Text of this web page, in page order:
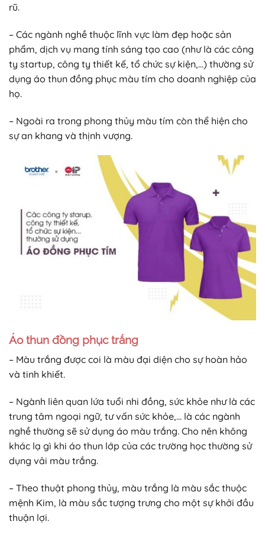
rũ.
– Các ngành nghề thuộc lĩnh vực làm đẹp hoặc sản
phẩm, dịch vụ mang tính sáng tạo cao (như là các công
ty startup, công ty thiết kế, tổ chức sự kiện,…) thường sử
dụng áo thun đồng phục màu tím cho doanh nghiệp của
họ.
– Ngoài ra trong phong thủy màu tím còn thể hiện cho
sự an khang và thịnh vượng.
Áo thun đồng phục trắng
– Màu trắng được coi là màu đại diện cho sự hoàn hảo
và tinh khiết.
– Ngành liên quan lứa tuổi nhi đồng, sức khỏe như là các
trung tâm ngoại ngữ, tư vấn sức khỏe,… là các ngành
nghề thường sẽ sử dụng áo màu trắng. Cho nên không
khác lạ gì khi áo thun lớp của các trường học thường sử
dụng vải màu trắng.
– Theo thuật phong thủy, màu trắng là màu sắc thuộc
mệnh Kim, là màu sắc tượng trưng cho một sự khởi đầu
thuận lợi.